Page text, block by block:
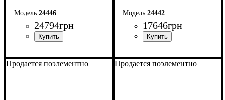
24446
24794грн
24442
17646грн
Продается поэлементно Продается поэлементно